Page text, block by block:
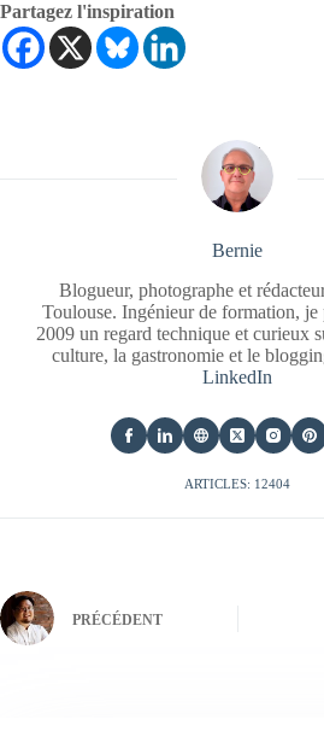
Partagez l'inspiration
Bernie
Blogueur, photographe et
Toulouse. Ingénieur de formation, je
2009 un regard technique et curieux
culture, la gastronomie et le
LinkedIn
ARTICLES: 12404
PRÉCÉDENT